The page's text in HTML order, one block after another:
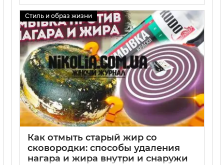
Стиль и образ жизни
Как отмыть старый жир со
сковородки: способы удаления
нагара и жира внутри и снаружи